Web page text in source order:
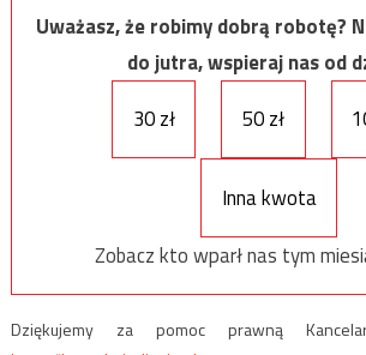
Uważasz, że robimy dobrą robotę?
do jutra, wspieraj nas od
30 zł
50 zł
Inna kwota
Zobacz kto wparł nas tym
Dziękujemy za pomoc prawną